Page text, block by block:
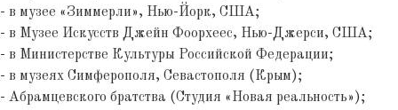
- в музее «Зиммерли», Нью-Йорк, США;
- в Музее Искусств Джейн Фоорхеес, Нью-Джерси, США;
- в Министерстве Культуры Российской Федерации;
- в музеях Симферополя, Севастополя (Крым);
- Абрамцевского братства (Студия «Новая реальность»);